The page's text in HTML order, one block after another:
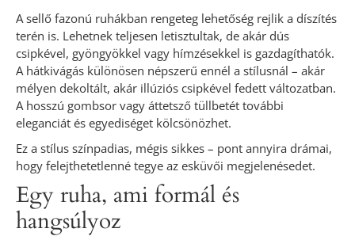
A sellő fazonú ruhákban rengeteg lehetőség rejlik a díszítés
terén is. Lehetnek teljesen letisztultak, de akár dús
csipkével, gyöngyökkel vagy hímzésekkel is gazdagíthatók.
A hátkivágás különösen népszerű ennél a stílusnál – akár
mélyen dekoltált, akár illúziós csipkével fedett változatban.
A hosszú gombsor vagy áttetsző tüllbetét további
eleganciát és egyediséget kölcsönözhet.
Ez a stílus színpadias, mégis sikkes – pont annyira drámai,
hogy felejthetetlenné tegye az esküvői megjelenésedet.
Egy ruha, ami formál és
hangsúlyoz